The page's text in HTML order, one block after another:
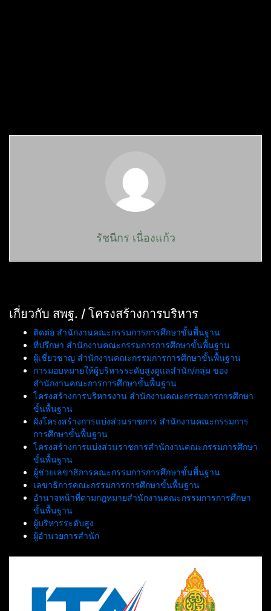
รัชนีกร เนื่องแก้ว
เกี่ยวกับ สพฐ. / โครงสร้างการบริหาร
ติดต่อ สำนักงานคณะกรรมการการศึกษาขั้นพื้นฐาน
ที่ปรึกษา สำนักงานคณะกรรมการการศึกษาขั้นพื้นฐาน
ผู้เชี่ยวชาญ สำนักงานคณะกรรมการการศึกษาขั้นพื้นฐาน
การมอบหมายให้ผู้บริหารระดับสูงดูแลสำนัก/กลุ่ม ของ
สำนักงานคณะการการศึกษาขั้นพื้นฐาน
โครงสร้างการบริหารงาน สำนักงานคณะกรรมการการศึกษา
ขั้นพื้นฐาน
ผังโครงสร้างการแบ่งส่วนราชการ สำนักงานคณะกรรมการ
การศึกษาขั้นพื้นฐาน
โครงสร้างการแบ่งส่วนราชการสำนักงานคณะกรรมการศึกษา
ขั้นพื้นฐาน
ผู้ช่วยเลขาธิการคณะกรรมการการศึกษาขั้นพื้นฐาน
เลขาธิการคณะกรรมการการศึกษาขั้นพื้นฐาน
อำนาจหน้าที่ตามกฎหมายสำนักงานคณะกรรมการการศึกษา
ขั้นพื้นฐาน
ผู้บริหารระดับสูง
ผู้อำนวยการสำนัก